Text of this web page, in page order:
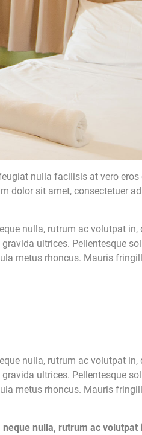
nulla facilisis at vero
dolor sit amet, consectetuer
nulla, rutrum ac volutpat
ultrices. Pellentesque
metus rhoncus. Mauris
nulla, rutrum ac volutpat
ultrices. Pellentesque
metus rhoncus. Mauris
nulla, rutrum ac volutpat